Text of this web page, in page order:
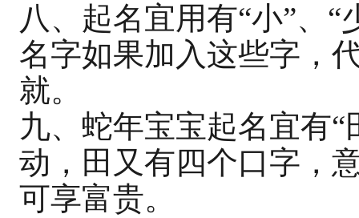
八、起名宜用有“小”、
名字如果加入这些字，
就。
九、蛇年宝宝起名宜有
动，田又有四个口字，
可享富贵。